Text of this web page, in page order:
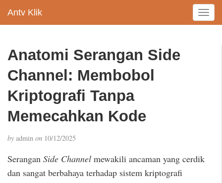
Antv Klik
T
o
Anatomi Serangan Side
Channel: Membobol
Kriptografi Tanpa
Memecahkan Kode
by admin on 10/12/2025
Serangan Side Channel mewakili ancaman yang cerdik
dan sangat berbahaya terhadap sistem kriptografi